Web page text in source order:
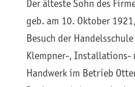
Der älteste Sohn des
geb. am 10. Oktober
Besuch der
Klempner-, Installations-
Handwerk im Betrieb